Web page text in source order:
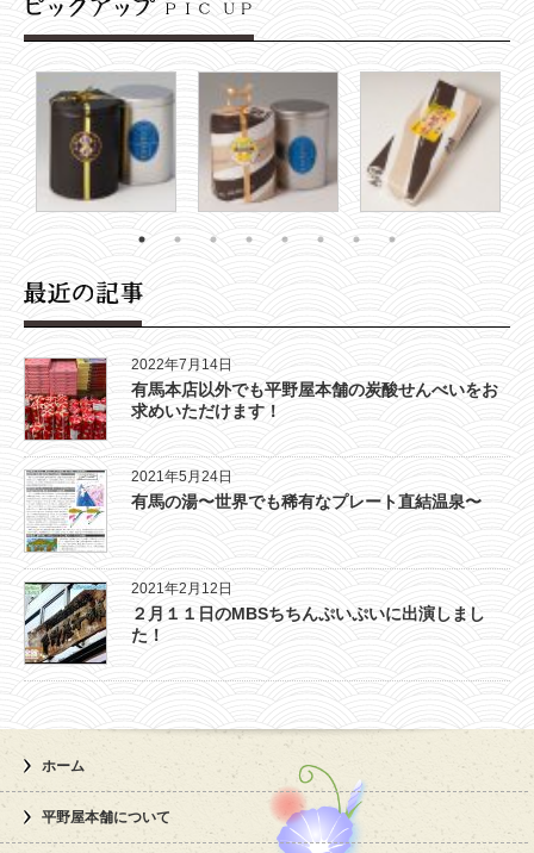
2022年7月14日
有馬本店以外でも平野屋本舗の炭酸せんべいをお
求めいただけます！
2021年5月24日
有馬の湯〜世界でも稀有なプレート直結温泉〜
2021年2月12日
２月１１日のMBSちちんぷいぷいに出演しまし
た！
ホーム
平野屋本舗について